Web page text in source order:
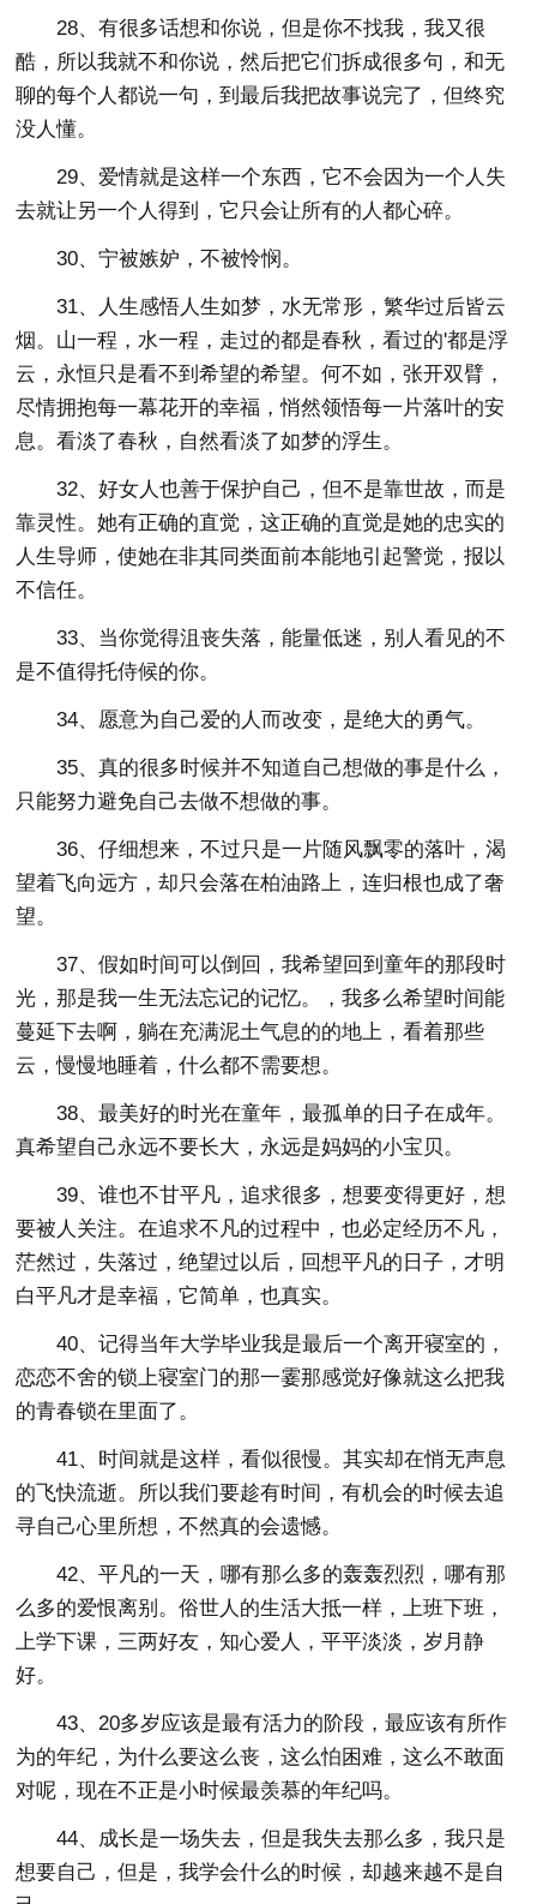
28、有很多话想和你说，但是你不找我，我又很
酷，所以我就不和你说，然后把它们拆成很多句，和无
聊的每个人都说一句，到最后我把故事说完了，但终究
没人懂。
29、爱情就是这样一个东西，它不会因为一个人失
去就让另一个人得到，它只会让所有的人都心碎。
30、宁被嫉妒，不被怜悯。
31、人生感悟人生如梦，水无常形，繁华过后皆云
烟。山一程，水一程，走过的都是春秋，看过的'都是浮
云，永恒只是看不到希望的希望。何不如，张开双臂，
尽情拥抱每一幕花开的幸福，悄然领悟每一片落叶的安
息。看淡了春秋，自然看淡了如梦的浮生。
32、好女人也善于保护自己，但不是靠世故，而是
靠灵性。她有正确的直觉，这正确的直觉是她的忠实的
人生导师，使她在非其同类面前本能地引起警觉，报以
不信任。
33、当你觉得沮丧失落，能量低迷，别人看见的不
是不值得托侍候的你。
34、愿意为自己爱的人而改变，是绝大的勇气。
35、真的很多时候并不知道自己想做的事是什么，
只能努力避免自己去做不想做的事。
36、仔细想来，不过只是一片随风飘零的落叶，渴
望着飞向远方，却只会落在柏油路上，连归根也成了奢
望。
37、假如时间可以倒回，我希望回到童年的那段时
光，那是我一生无法忘记的记忆。，我多么希望时间能
蔓延下去啊，躺在充满泥土气息的的地上，看着那些
云，慢慢地睡着，什么都不需要想。
38、最美好的时光在童年，最孤单的日子在成年。
真希望自己永远不要长大，永远是妈妈的小宝贝。
39、谁也不甘平凡，追求很多，想要变得更好，想
要被人关注。在追求不凡的过程中，也必定经历不凡，
茫然过，失落过，绝望过以后，回想平凡的日子，才明
白平凡才是幸福，它简单，也真实。
40、记得当年大学毕业我是最后一个离开寝室的，
恋恋不舍的锁上寝室门的那一霎那感觉好像就这么把我
的青春锁在里面了。
41、时间就是这样，看似很慢。其实却在悄无声息
的飞快流逝。所以我们要趁有时间，有机会的时候去追
寻自己心里所想，不然真的会遗憾。
42、平凡的一天，哪有那么多的轰轰烈烈，哪有那
么多的爱恨离别。俗世人的生活大抵一样，上班下班，
上学下课，三两好友，知心爱人，平平淡淡，岁月静
好。
43、20多岁应该是最有活力的阶段，最应该有所作
为的年纪，为什么要这么丧，这么怕困难，这么不敢面
对呢，现在不正是小时候最羡慕的年纪吗。
44、成长是一场失去，但是我失去那么多，我只是
想要自己，但是，我学会什么的时候，却越来越不是自